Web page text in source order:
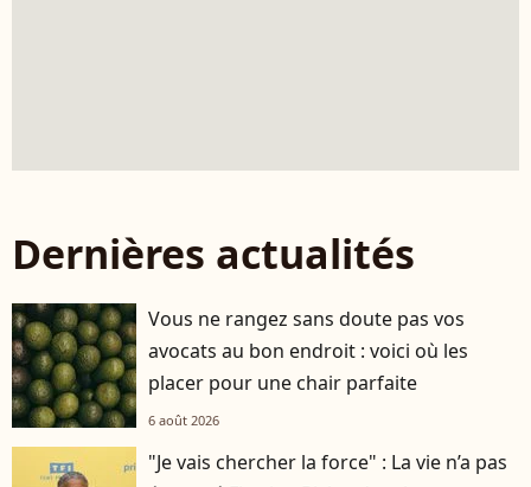
Dernières actualités
Vous ne rangez sans doute pas vos
avocats au bon endroit : voici où les
placer pour une chair parfaite
6 août 2026
"Je vais chercher la force" : La vie n’a pas